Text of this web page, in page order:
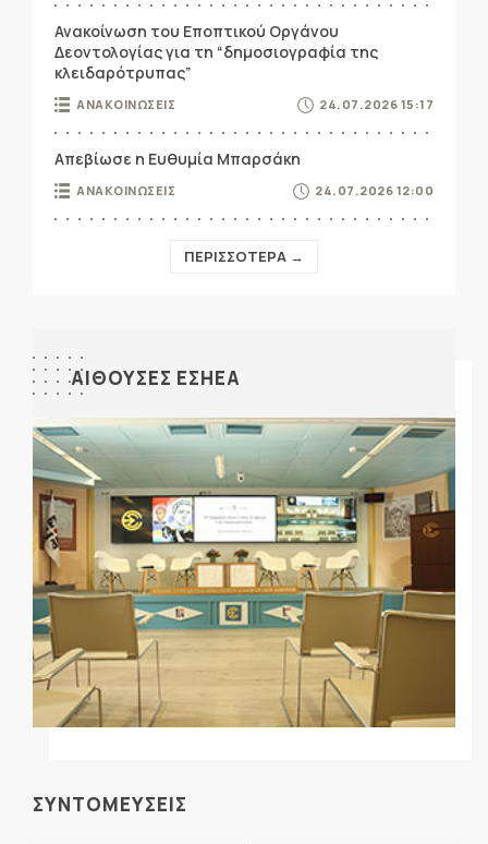
Ανακοίνωση του Εποπτικού Οργάνου
Δεοντολογίας για τη “δημοσιογραφία της
κλειδαρότρυπας”
ΑΝΑΚΟΙΝΩΣΕΙΣ 24.07.2026 15:17
Απεβίωσε η Ευθυμία Μπαρσάκη
ΑΝΑΚΟΙΝΩΣΕΙΣ 24.07.2026 12:00
ΠΕΡΙΣΣΟΤΕΡΑ →
ΑΙΘΟΥΣΕΣ ΕΣΗΕΑ
ΣΥΝΤΟΜΕΥΣΕΙΣ